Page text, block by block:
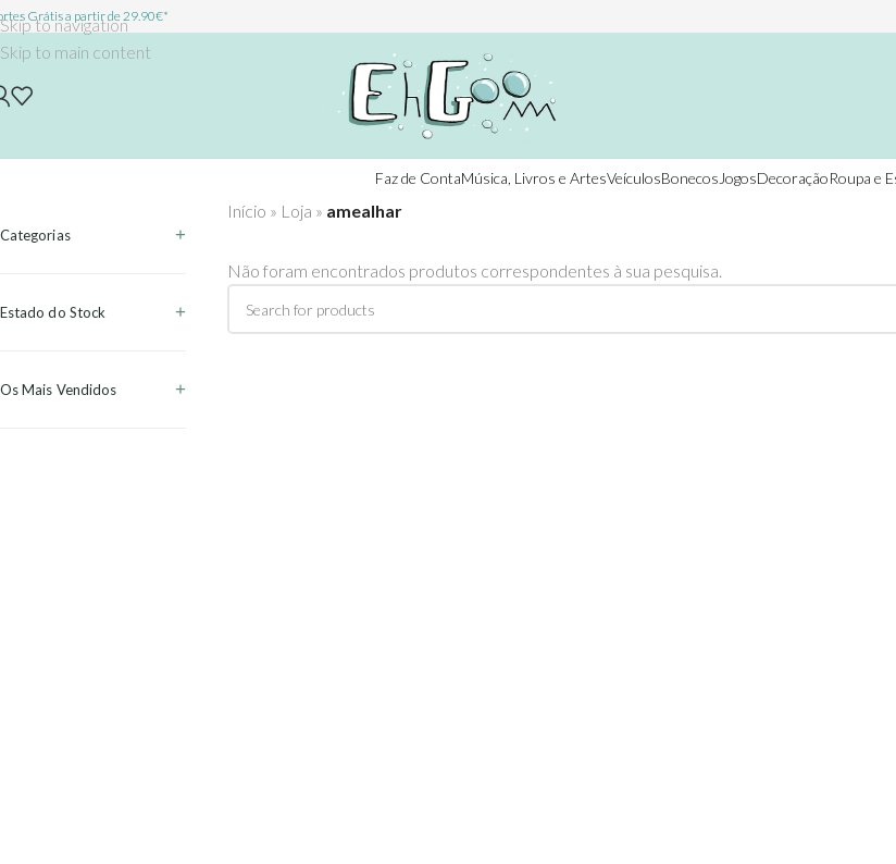
Skip to navigation
Skip to main content
Grátis a partir de 29.90€*
Faz de ContaMúsica, Livros e ArtesVeículosBonecos JogosDecoraçãoRoupa e
Categorias
Estado do Stock
Os Mais Vendidos
Início » Loja » amealhar
Não foram encontrados produtos correspondentes à sua pesquisa.